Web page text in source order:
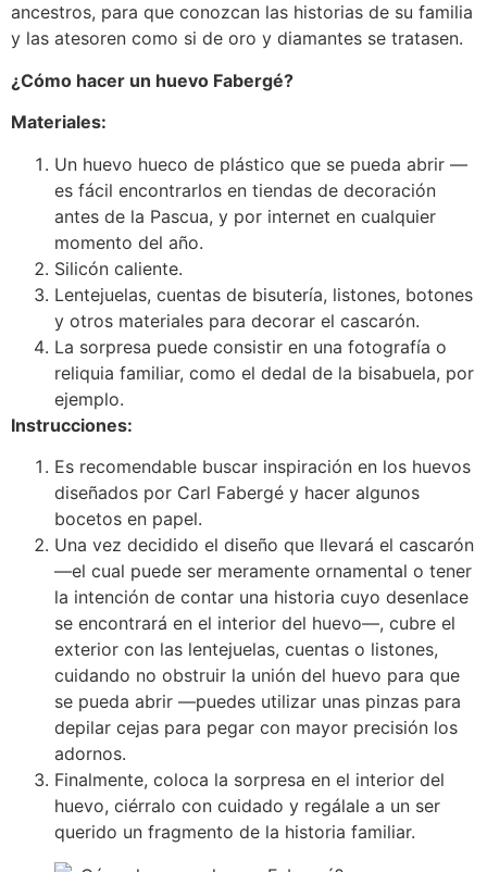
ancestros, para que conozcan las historias de su familia
y las atesoren como si de oro y diamantes se tratasen.
¿Cómo hacer un huevo Fabergé?
Materiales:
Un huevo hueco de plástico que se pueda abrir —
es fácil encontrarlos en tiendas de decoración
antes de la Pascua, y por internet en cualquier
momento del año.
Silicón caliente.
Lentejuelas, cuentas de bisutería, listones, botones
y otros materiales para decorar el cascarón.
La sorpresa puede consistir en una fotografía o
reliquia familiar, como el dedal de la bisabuela, por
ejemplo.
Instrucciones:
Es recomendable buscar inspiración en los huevos
diseñados por Carl Fabergé y hacer algunos
bocetos en papel.
Una vez decidido el diseño que llevará el cascarón
—el cual puede ser meramente ornamental o tener
la intención de contar una historia cuyo desenlace
se encontrará en el interior del huevo—, cubre el
exterior con las lentejuelas, cuentas o listones,
cuidando no obstruir la unión del huevo para que
se pueda abrir —puedes utilizar unas pinzas para
depilar cejas para pegar con mayor precisión los
adornos.
Finalmente, coloca la sorpresa en el interior del
huevo, ciérralo con cuidado y regálale a un ser
querido un fragmento de la historia familiar.